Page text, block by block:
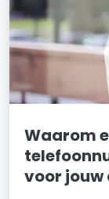
Waarom
voor jouw